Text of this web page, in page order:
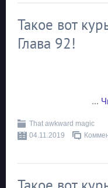
Такое вот
Глава 92!
...
That awkward magic
04.11.2019